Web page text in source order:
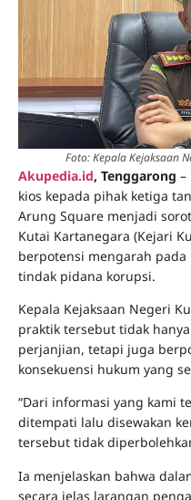
Foto: Kepala Kejaksaan
Akupedia.id, Tenggarong –
kios kepada pihak ketiga
Arung Square menjadi
Kutai Kartanegara (Kejari
berpotensi mengarah
tindak pidana korupsi.
Kepala Kejaksaan Negeri
praktik tersebut tidak
perjanjian, tetapi juga
konsekuensi hukum yang
“Dari informasi yang kami
ditempati lalu disewakan
tersebut tidak
Ia menjelaskan bahwa
secara jelas larangan